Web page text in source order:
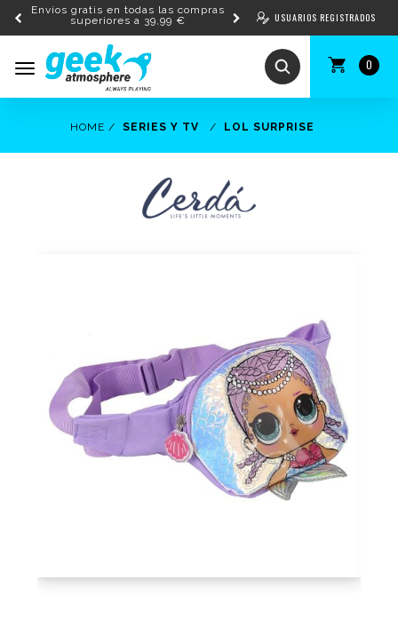
Envíos gratis en todas las compras
superiores a 39,99 €
0
USUARIOS REGISTRADOS
Toggle
HOME SERIES Y TV LOL SURPRISE